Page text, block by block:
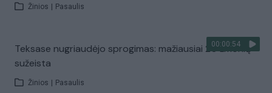
Žinios Pasaulis
00:00:54
Teksase nugriaudėjo sprogimas: mažiausiai 20 žmonių
sužeista
Žinios Pasaulis